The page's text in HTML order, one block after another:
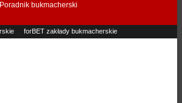
Poradnik bukmacherski
forBET zakłady bukmacherskie